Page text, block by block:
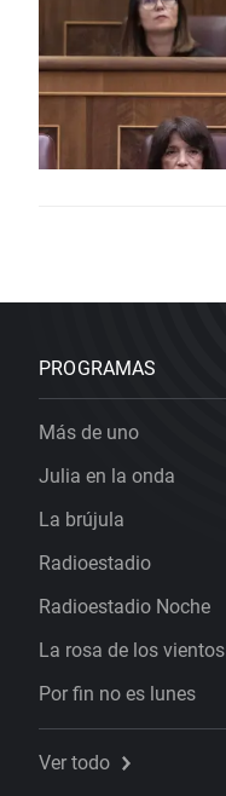
PROGRAMAS
Más de uno
Julia en la onda
La brújula
Radioestadio
Radioestadio Noche
La rosa de los vientos
Por fin no es lunes
Ver todo